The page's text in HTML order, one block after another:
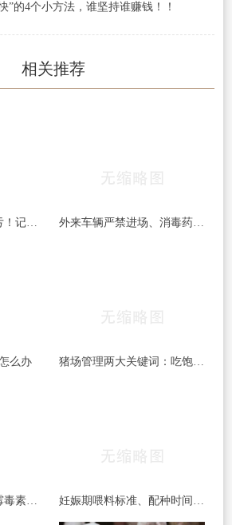
”的4个小方法，谁坚持谁赚钱！！
相关推荐
买饲料别贪便宜吃了亏！记住这四点，避开“三无”坑货 外来车辆严禁进场、消毒药品每周更换：中小猪场这些防疫红线，一条都不能破
么办 猪场管理两大关键词：吃饱和干燥，做到位了效益差不少
梅雨季节，严防黄曲霉毒素的危害！！！ 妊娠期喂料标准、配种时间间隔、疫苗禁忌……这份养猪笔记值得收藏